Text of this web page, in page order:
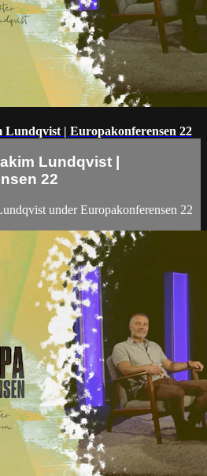
| Europakonferensen 22
Lundqvist |
22
under Europakonferensen 22